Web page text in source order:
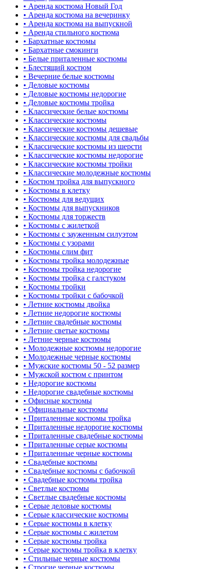
• Аренда костюма Новый Год
• Аренда костюма на вечеринку
• Аренда костюма на выпускной
• Аренда стильного костюма
• Бархатные костюмы
• Бархатные смокинги
• Белые приталенные костюмы
• Блестящий костюм
• Вечерние белые костюмы
• Деловые костюмы
• Деловые костюмы недорогие
• Деловые костюмы тройка
• Классические белые костюмы
• Классические костюмы
• Классические костюмы дешевые
• Классические костюмы для свадьбы
• Классические костюмы из шерсти
• Классические костюмы недорогие
• Классические костюмы тройки
• Классические молодежные костюмы
• Костюм тройка для выпускного
• Костюмы в клетку
• Костюмы для ведущих
• Костюмы для выпускников
• Костюмы для торжеств
• Костюмы с жилеткой
• Костюмы с зауженным силуэтом
• Костюмы с узорами
• Костюмы слим фит
• Костюмы тройка молодежные
• Костюмы тройка недорогие
• Костюмы тройка с галстуком
• Костюмы тройки
• Костюмы тройки с бабочкой
• Летние костюмы двойка
• Летние недорогие костюмы
• Летние свадебные костюмы
• Летние светые костюмы
• Летние черные костюмы
• Молодежные костюмы недорогие
• Молодежные черные костюмы
• Мужские костюмы 50 - 52 размер
• Мужской костюм с принтом
• Недорогие костюмы
• Недорогие свадебные костюмы
• Офисные костюмы
• Официальные костюмы
• Приталенные костюмы тройка
• Приталенные недорогие костюмы
• Приталенные свадебные костюмы
• Приталенные серые костюмы
• Приталенные черные костюмы
• Свадебные костюмы
• Свадебные костюмы с бабочкой
• Свадебные костюмы тройка
• Светлые костюмы
• Светлые свадебные костюмы
• Серые деловые костюмы
• Серые классические костюмы
• Серые костюмы в клетку
• Серые костюмы с жилетом
• Серые костюмы тройка
• Серые костюмы тройка в клетку
• Стильные черные костюмы
• Строгие черные костюмы